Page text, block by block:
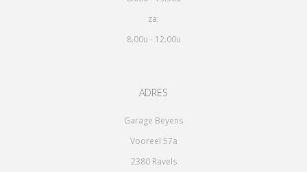
za:
8.00u - 12.00u
ADRES
Garage Beyens
Vooreel 57a
2380 Ravels